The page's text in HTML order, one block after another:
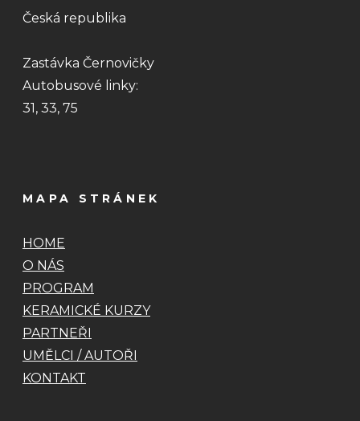
Česká republika
Zastávka Černovičky
Autobusové linky:
31, 33, 75
MAPA STRÁNEK
HOME
O NÁS
PROGRAM
KERAMICKÉ KURZY
PARTNEŘI
UMĚLCI / AUTOŘI
KONTAKT